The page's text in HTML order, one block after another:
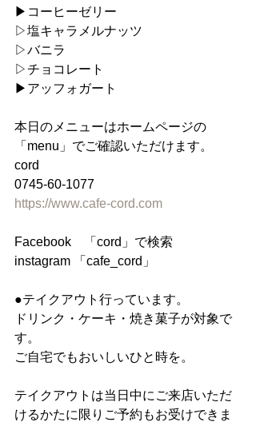
▶︎コーヒーゼリー
▷塩キャラメルナッツ
▷バニラ
▷チョコレート
▶︎アッフォガート
本日のメニューはホームページの
「menu」でご確認いただけます。
cord
0745-60-1077
https://www.cafe-cord.com
Facebook　「cord」で検索
instagram 「cafe_cord」
●テイクアウト行っています。
ドリンク・ケーキ・焼き菓子が対象で
す。
ご自宅でもおいしいひと時を。
テイクアウトは当日中にご来店いただ
けるかたに限りご予約もお受けできま